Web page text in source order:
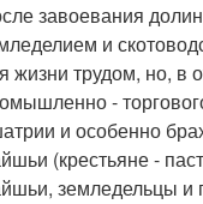
завоевания
и
жизни трудом, но, в
-
и особенно
(крестьяне -
земледельцы и